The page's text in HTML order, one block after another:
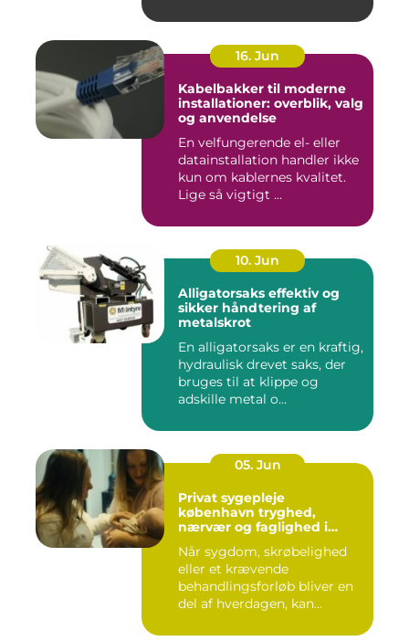
16. Jun
Kabelbakker til moderne
installationer: overblik, valg
og anvendelse
En velfungerende el- eller
datainstallation handler ikke
kun om kablernes kvalitet.
Lige så vigtigt ...
10. Jun
Alligatorsaks effektiv og
sikker håndtering af
metalskrot
En alligatorsaks er en kraftig,
hydraulisk drevet saks, der
bruges til at klippe og
adskille metal o...
05. Jun
Privat sygepleje
københavn tryghed,
nærvær og faglighed i
Når sygdom, skrøbelighed
eller et krævende
behandlingsforløb bliver en
del af hverdagen, kan